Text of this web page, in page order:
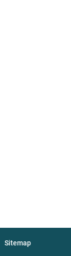
Sitemap